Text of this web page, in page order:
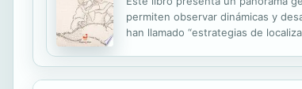
permiten observar dinámicas y
han llamado “estrategias de